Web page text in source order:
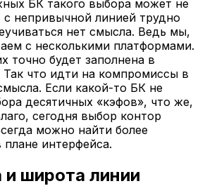
БК такого выбора может не
с непривычной линией трудно
нет смысла. Ведь мы,
с несколькими платформами.
точно будет заполнена в
что идти на компромиссы в
Если какой-то БК не
десятичных «кэфов», что же,
сегодня выбор контор
можно найти более
интерфейса.
широта линии